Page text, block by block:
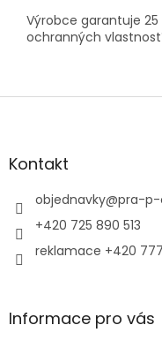
Výrobce garantuje
ochranných
Z
aKontakt
objednavky@pra-p-
+420 725 890 513
reklamace +420
Informace pro vás